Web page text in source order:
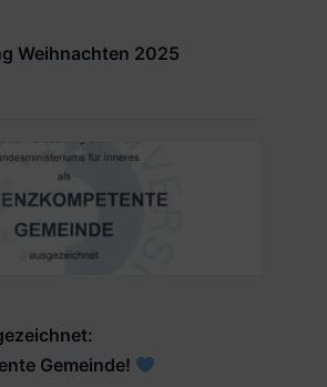
Weihnachten 2025
Gemeinde!